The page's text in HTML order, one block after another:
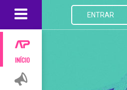
INÍCIO
ENTRAR